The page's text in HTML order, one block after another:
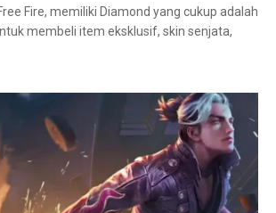
Fire, memiliki Diamond yang cukup adalah
membeli item eksklusif, skin senjata,